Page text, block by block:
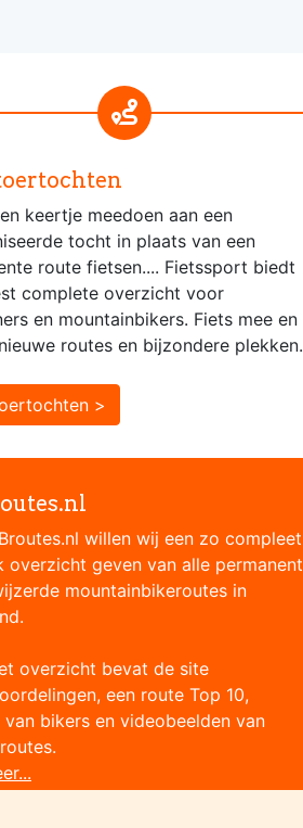
keertje meedoen aan een
tocht in plaats van een
route fietsen.... Fietssport biedt
complete overzicht voor
en mountainbikers. Fiets mee en
routes en bijzondere plekken.
>
willen wij een zo compleet
overzicht geven van alle permanent
mountainbikeroutes in
overzicht bevat de site
een route Top 10,
van bikers en videobeelden van